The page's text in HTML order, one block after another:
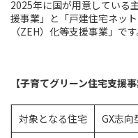
2025年に国が用意している
援事業」と「戸建住宅ネッ
（ZEH）化等支援事業」です
【子育てグリーン住宅支援
対象となる住宅
GX志